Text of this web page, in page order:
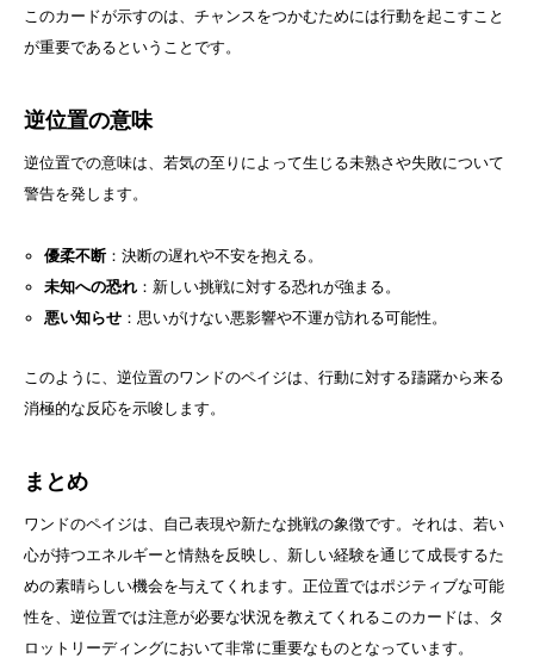
このカードが示すのは、チャンスをつかむためには行動を起こすこと
が重要であるということです。
逆位置の意味
逆位置での意味は、若気の至りによって生じる未熟さや失敗について
警告を発します。
優柔不断：決断の遅れや不安を抱える。
未知への恐れ：新しい挑戦に対する恐れが強まる。
悪い知らせ：思いがけない悪影響や不運が訪れる可能性。
このように、逆位置のワンドのペイジは、行動に対する躊躇から来る
消極的な反応を示唆します。
まとめ
ワンドのペイジは、自己表現や新たな挑戦の象徴です。それは、若い
心が持つエネルギーと情熱を反映し、新しい経験を通じて成長するた
めの素晴らしい機会を与えてくれます。正位置ではポジティブな可能
性を、逆位置では注意が必要な状況を教えてくれるこのカードは、タ
ロットリーディングにおいて非常に重要なものとなっています。